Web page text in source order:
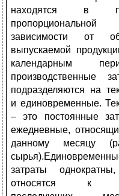
находятся в
пропорциональной
зависимости от
выпускаемой
календарным
производственные
подразделяются на
и единовременные.
– это постоянные
ежедневные,
данному месяцу
затраты
относятся к